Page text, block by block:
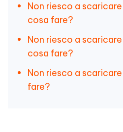
Non riesco a
cosa fare?
Non riesco a
cosa fare?
Non riesco a
fare?